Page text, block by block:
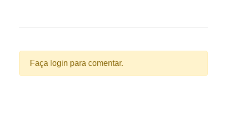
Faça login para comentar.